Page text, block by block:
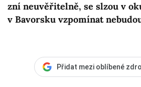
zní neuvěřitelně, se slzou v
v Bavorsku vzpomínat
Přidat mezi oblíbené